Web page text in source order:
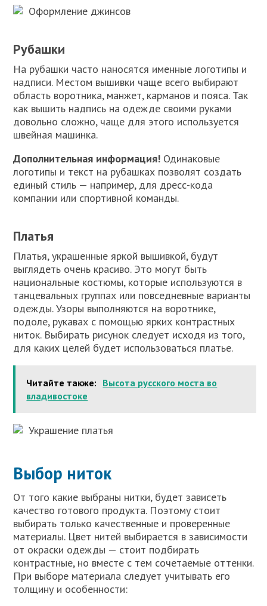
Оформление джинсов
Рубашки
На рубашки часто наносятся именные логотипы и
надписи. Местом вышивки чаще всего выбирают
область воротника, манжет, карманов и пояса. Так
как вышить надпись на одежде своими руками
довольно сложно, чаще для этого используется
швейная машинка.
Дополнительная информация! Одинаковые
логотипы и текст на рубашках позволят создать
единый стиль — например, для дресс-кода
компании или спортивной команды.
Платья
Платья, украшенные яркой вышивкой, будут
выглядеть очень красиво. Это могут быть
национальные костюмы, которые используются в
танцевальных группах или повседневные варианты
одежды. Узоры выполняются на воротнике,
подоле, рукавах с помощью ярких контрастных
ниток. Выбирать рисунок следует исходя из того,
для каких целей будет использоваться платье.
Читайте также: Высота русского моста во
владивостоке
Украшение платья
Выбор ниток
От того какие выбраны нитки, будет зависеть
качество готового продукта. Поэтому стоит
выбирать только качественные и проверенные
материалы. Цвет нитей выбирается в зависимости
от окраски одежды — стоит подбирать
контрастные, но вместе с тем сочетаемые оттенки.
При выборе материала следует учитывать его
толщину и особенности: